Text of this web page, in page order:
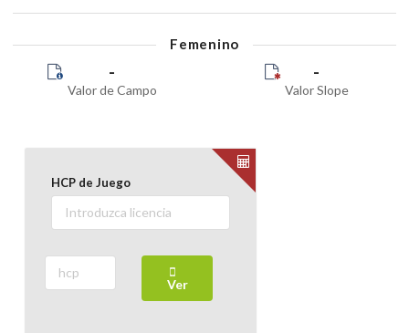
Femenino
-
Valor de Campo
-
Valor Slope
HCP de Juego
Ver